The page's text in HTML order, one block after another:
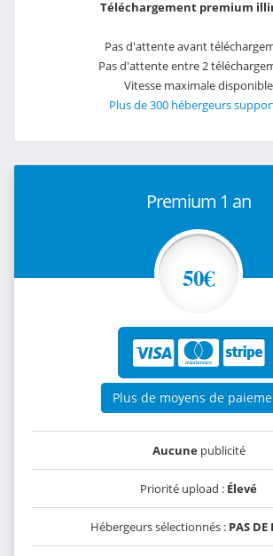
Téléchargement premium
Pas d'attente avant
Pas d'attente entre 2
Vitesse maximale disponible
Plus de 300 hébergeurs
Premium 1 an
50€
Plus de moyens de
Aucunepublicité
Priorité upload : Élevé
Hébergeurs sélectionnés : PAS DE